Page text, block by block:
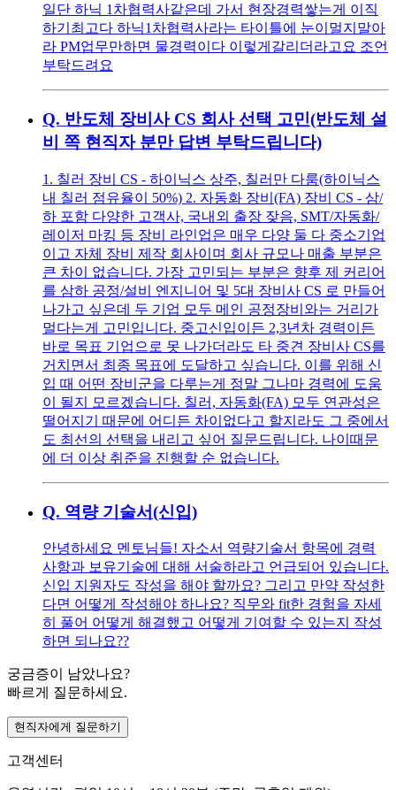
일단 하닉 1차협력사같은데 가서 현장경력쌓는게 이직
하기최고다 하닉1차협력사라는 타이틀에 눈이멀지말아
라 PM업무만하면 물경력이다 이렇게갈리더라고요 조언
부탁드려요
Q. 반도체 장비사 CS 회사 선택 고민(반도체 설
비 쪽 현직자 분만 답변 부탁드립니다)
1. 칠러 장비 CS - 하이닉스 상주, 칠러만 다룸(하이닉스
내 칠러 점유율이 50%) 2. 자동화 장비(FA) 장비 CS - 삼/
하 포함 다양한 고객사, 국내외 출장 잦음, SMT/자동화/
레이저 마킹 등 장비 라인업은 매우 다양 둘 다 중소기업
이고 자체 장비 제작 회사이며 회사 규모나 매출 부분은
큰 차이 없습니다. 가장 고민되는 부분은 향후 제 커리어
를 삼하 공정/설비 엔지니어 및 5대 장비사 CS 로 만들어
나가고 싶은데 두 기업 모두 메인 공정장비와는 거리가
멀다는게 고민입니다. 중고신입이든 2,3년차 경력이든
바로 목표 기업으로 못 나가더라도 타 중견 장비사 CS를
거치면서 최종 목표에 도달하고 싶습니다. 이를 위해 신
입 때 어떤 장비군을 다루는게 정말 그나마 경력에 도움
이 될지 모르겠습니다. 칠러, 자동화(FA) 모두 연관성은
떨어지기 때문에 어디든 차이없다고 할지라도 그 중에서
도 최선의 선택을 내리고 싶어 질문드립니다. 나이때문
에 더 이상 취준을 진행할 순 없습니다.
Q. 역량 기술서(신입)
안녕하세요 멘토님들! 자소서 역량기술서 항목에 경력
사항과 보유기술에 대해 서술하라고 언급되어 있습니다.
신입 지원자도 작성을 해야 할까요? 그리고 만약 작성한
다면 어떻게 작성해야 하나요? 직무와 fit한 경험을 자세
히 풀어 어떻게 해결했고 어떻게 기여할 수 있는지 작성
하면 되나요??
궁금증이 남았나요?
빠르게 질문하세요.
현직자에게 질문하기
고객센터